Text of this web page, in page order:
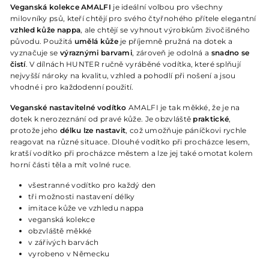
Veganská kolekce AMALFI je ideální volbou pro všechny
milovníky psů, kteří chtějí pro svého čtyřnohého přítele elegantní
vzhled kůže nappa, ale chtějí se vyhnout výrobkům živočišného
původu. Použitá umělá kůže je příjemně pružná na dotek a
vyznačuje se výraznými barvami, zároveň je odolná a snadno se
čistí. V dílnách HUNTER ručně vyráběné vodítka, které splňují
nejvyšší nároky na kvalitu, vzhled a pohodlí při nošení a jsou
vhodné i pro každodenní použití.
Veganské nastavitelné vodítko AMALFI je tak měkké, že je na
dotek k nerozeznání od pravé kůže. Je obzvláště praktické,
protože jeho délku lze nastavit, což umožňuje páníčkovi rychle
reagovat na různé situace. Dlouhé vodítko při procházce lesem,
kratší vodítko při procházce městem a lze jej také omotat kolem
horní části těla a mít volné ruce.
všestranné vodítko pro každý den
tři možnosti nastavení délky
imitace kůže ve vzhledu nappa
veganská kolekce
obzvláště měkké
v zářivých barvách
vyrobeno v Německu